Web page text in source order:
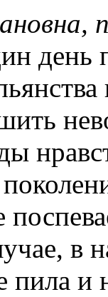
день
в
пила и